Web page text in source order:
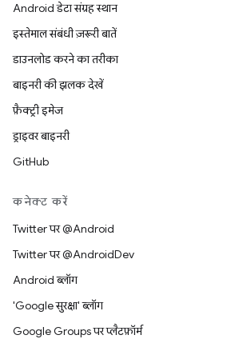
Android डेटा संग्रह स्थान
इस्तेमाल संबंधी ज़रूरी बातें
डाउनलोड करने का तरीका
बाइनरी की झलक देखें
फ़ैक्ट्री इमेज
ड्राइवर बाइनरी
GitHub
कनेक्ट करें
Twitter पर @Android
Twitter पर @AndroidDev
Android ब्लॉग
'Google सुरक्षा' ब्लॉग
Google Groups पर प्लैटफ़ॉर्म